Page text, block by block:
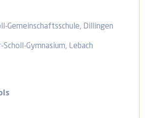
Gemeinschaftsschule, Dillingen
Gymnasium, Lebach